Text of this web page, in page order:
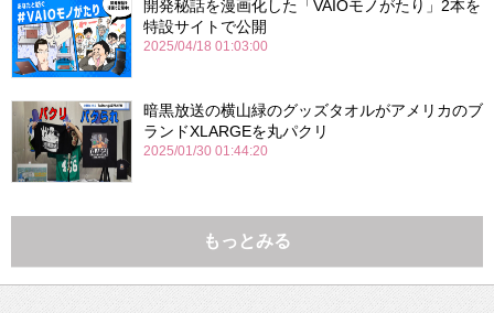
開発秘話を漫画化した「VAIOモノがたり」2本を
特設サイトで公開
2025/04/18 01:03:00
暗黒放送の横山緑のグッズタオルがアメリカのブ
ランドXLARGEを丸パクリ
2025/01/30 01:44:20
もっとみる